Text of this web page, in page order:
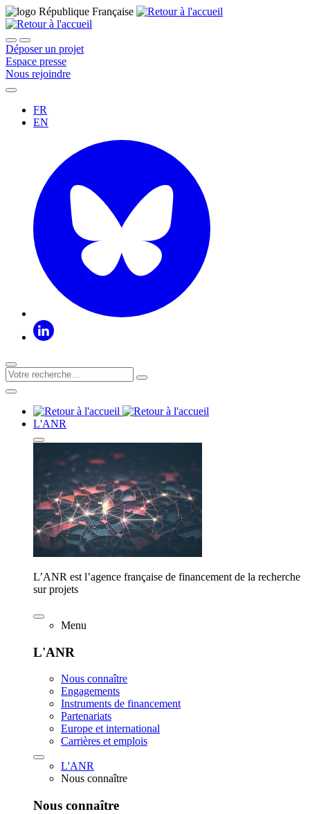
Déposer un projet
Espace presse
Nous rejoindre
FR
EN
L'ANR
L’ANR est l’agence française de financement de la recherche
sur projets
Menu
L'ANR
Nous connaître
Engagements
Instruments de financement
Partenariats
Europe et international
Carrières et emplois
L'ANR
Nous connaître
Nous connaître